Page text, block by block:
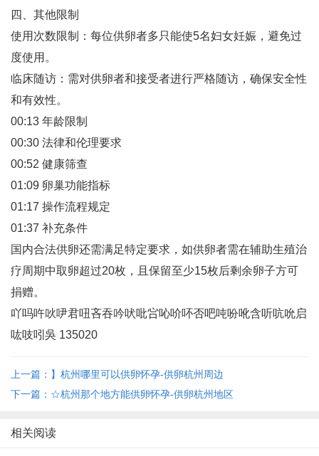
四、其他限制
使用次数限制‌：每位供卵者多只能使5名妇女妊娠，避免过
度使用‌。
临床随访‌：需对供卵者和接受者进行严格随访，确保安全性
和有效性‌。
00:13 年龄限制
00:30 法律和伦理要求
00:52 健康筛查
01:09 卵巢功能指标
01:17 操作流程规定
01:37 补充条件
国内合法供卵还需满足特定要求，如供卵者需在辅助生殖治
疗周期中取卵超过20枚，且保留至少15枚后剩余卵子方可
捐赠‌。
吖吗吘吙吚君吜吝吞吟吠吡吢吣吤吥否吧吨吩吪含听吭吮启
吰吱吲吳 135020
上一篇：】杭州哪里可以供卵怀孕-供卵杭州周边
下一篇：☆杭州那个地方能供卵怀孕-供卵杭州地区
相关阅读